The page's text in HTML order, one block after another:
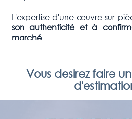
L'expertise d'une œuvre-sur
son authenticité et à
marché.
Vous desirez faire